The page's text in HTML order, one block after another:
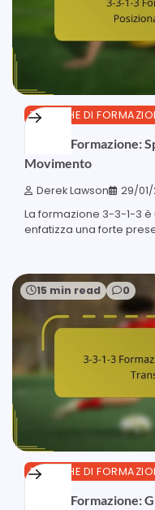
TATTICHE DI
3-3-1-3 Formazione:
Movimento
Derek Lawson 29/
La formazione 3-3-1-3
enfatizza una forte
15 min read 0
TATTICHE DI
3-3-1-3 Formazione: